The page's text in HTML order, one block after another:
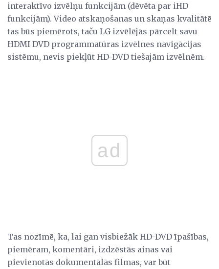
interaktīvo izvēlņu funkcijām (dēvēta par iHD
funkcijām). Video atskaņošanas un skaņas kvalitātē
tas būs piemērots, taču LG izvēlējās pārcelt savu
HDMI DVD programmatūras izvēlnes navigācijas
sistēmu, nevis piekļūt HD-DVD tiešajām izvēlnēm.
ad
Tas nozīmē, ka, lai gan visbiežāk HD-DVD īpašības,
piemēram, komentāri, izdzēstās ainas vai
pievienotās dokumentālās filmas, var būt